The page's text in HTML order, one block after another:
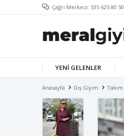
Çağrı Merkezi: 535 625 80 50
YENI GELENLER
Anasayfa Dış Giyim Takım